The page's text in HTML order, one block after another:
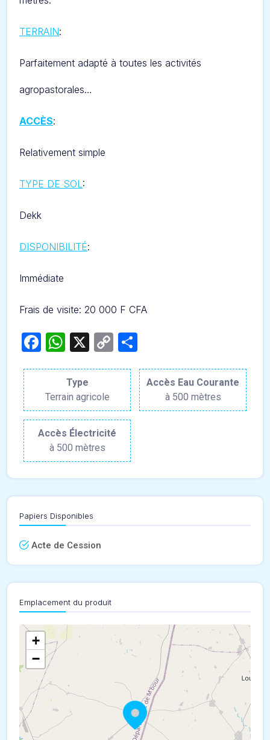
TERRAIN:
Parfaitement adapté à toutes les activités
agropastorales…
ACCÈS:
Relativement simple
TYPE DE SOL:
Dekk
DISPONIBILITÉ:
Immédiate
Frais de visite: 20 000 F CFA
Facebook
WhatsApp
X
Copy
Type
Terrain agricole
Accès Eau Courante
à 500 mètres
Accès Électricité
à 500 mètres
Papiers Disponibles
Acte de Cession
Emplacement du produit
+
−